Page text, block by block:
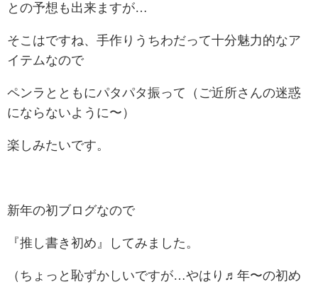
との予想も出来ますが…
そこはですね、手作りうちわだって十分魅力的なア
イテムなので
ペンラとともにパタパタ振って（ご近所さんの迷惑
にならないように〜）
楽しみたいです。
新年の初ブログなので
『推し書き初め』してみました。
（ちょっと恥ずかしいですが…やはり♬年〜の初め